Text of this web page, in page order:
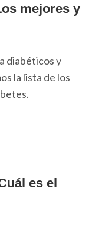
mejores y
diabéticos y
la lista de los
es el